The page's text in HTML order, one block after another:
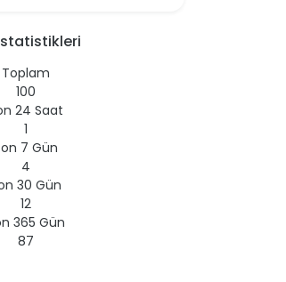
Toplam
100
24 Saat
1
7 Gün
4
30 Gün
12
365 Gün
87